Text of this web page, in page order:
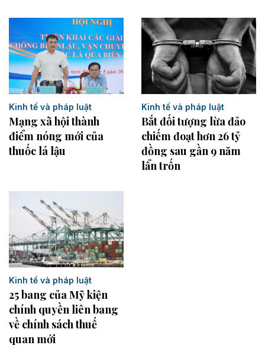
Kinh tế và pháp luật
Mạng xã hội thành
điểm nóng mới của
thuốc lá lậu
Kinh tế và pháp luật
Bắt đối tượng lừa đảo
chiếm đoạt hơn 26 tỷ
đồng sau gần 9 năm
lẩn trốn
Kinh tế và pháp luật
25 bang của Mỹ kiện
chính quyền liên bang
về chính sách thuế
quan mới